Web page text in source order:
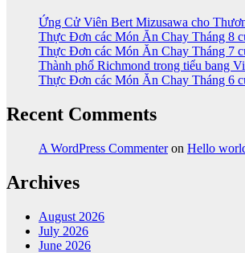
Ứng Cử Viên Bert Mizusawa cho
Thực Đơn các Món Ăn Chay Tháng 8
Thực Đơn các Món Ăn Chay Tháng 7
Thành phố Richmond trong tiểu bang
Thực Đơn các Món Ăn Chay Tháng 6
Recent Comments
A WordPress Commenteron Hello
Archives
August 2026
July 2026
June 2026